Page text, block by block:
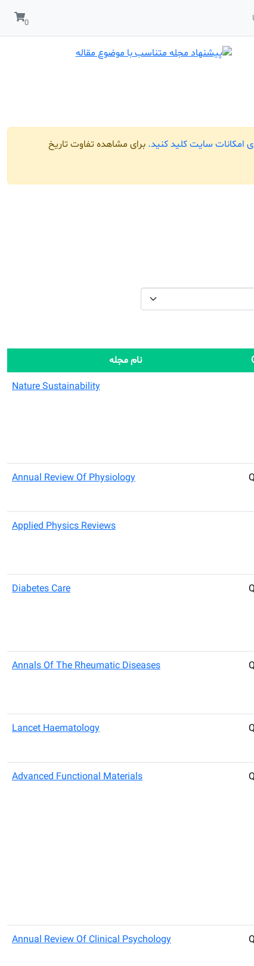
سایت کلید کنید. برای مشاهده تفاوت تاریخ
نام مجله
Nature Sustainability
Annual Review Of Physiology
Applied Physics Reviews
Diabetes Care
Annals Of The Rheumatic Diseases
Lancet Haematology
Advanced Functional Materials
Annual Review Of Clinical Psychology